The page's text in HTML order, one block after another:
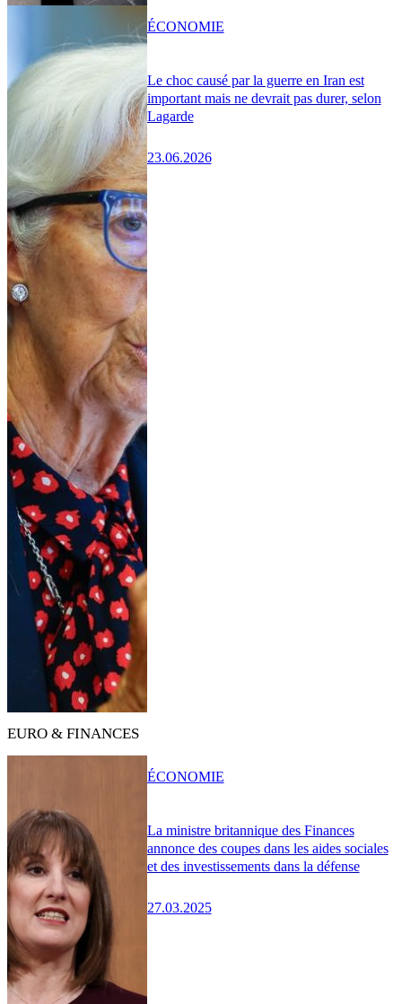
Le choc causé par la guerre en Iran est
important mais ne devrait pas durer, selon
Lagarde
23.06.2026
ÉCONOMIE
EURO & FINANCES
La ministre britannique des Finances
annonce des coupes dans les aides sociales
et des investissements dans la défense
27.03.2025
ÉCONOMIE